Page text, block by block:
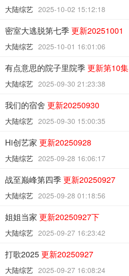
大陆综艺 2025-10-02 15:12:18
密室大逃脱第七季更新20251001
大陆综艺 2025-10-01 16:01:06
有点意思的院子里院季更新第10集
大陆综艺 2025-09-30 21:23:38
我们的宿舍 更新20250930
大陆综艺 2025-09-30 15:00:35
Hi创艺家 更新20250928
大陆综艺 2025-09-28 16:06:17
战至巅峰第四季更新20250927
大陆综艺 2025-09-28 01:18:56
姐姐当家 更新20250927下
大陆综艺 2025-09-27 16:23:42
打歌2025更新20250927
大陆综艺 2025-09-27 16:08:24